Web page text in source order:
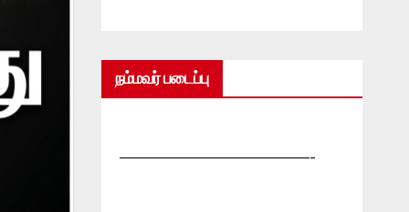
நம்மவர் படைப்பு
—————————————-